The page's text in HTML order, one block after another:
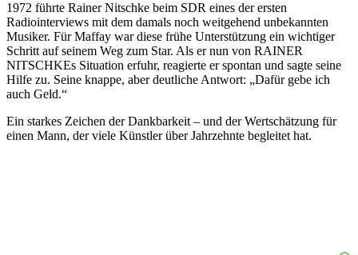
1972 führte Rainer Nitschke beim SDR eines der ersten
Radiointerviews mit dem damals noch weitgehend unbekannten
Musiker. Für Maffay war diese frühe Unterstützung ein wichtiger
Schritt auf seinem Weg zum Star. Als er nun von RAINER
NITSCHKEs Situation erfuhr, reagierte er spontan und sagte seine
Hilfe zu. Seine knappe, aber deutliche Antwort: „Dafür gebe ich
auch Geld.“
Ein starkes Zeichen der Dankbarkeit – und der Wertschätzung für
einen Mann, der viele Künstler über Jahrzehnte begleitet hat.